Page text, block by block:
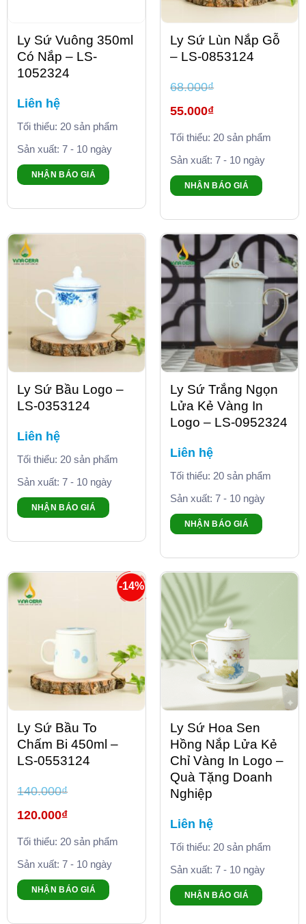
Ly Sứ Vuông 350ml
Có Nắp – LS-
1052324
Liên hệ
Tối thiểu: 20 sản phẩm
Sản xuất: 7 - 10 ngày
NHẬN BÁO GIÁ
Ly Sứ Lùn Nắp Gỗ
– LS-0853124
68.000₫
Giá
gốc
68.000₫.
55.000₫
hiện
là:
55.000₫.
Tối thiểu: 20 sản phẩm
Sản xuất: 7 - 10 ngày
NHẬN BÁO GIÁ
Ly Sứ Bầu Logo –
LS-0353124
Liên hệ
Tối thiểu: 20 sản phẩm
Sản xuất: 7 - 10 ngày
NHẬN BÁO GIÁ
Ly Sứ Trắng Ngọn
Lửa Kẻ Vàng In
Logo – LS-0952324
Liên hệ
Tối thiểu: 20 sản phẩm
Sản xuất: 7 - 10 ngày
NHẬN BÁO GIÁ
-14%
Ly Sứ Bầu To
Chấm Bi 450ml –
LS-0553124
140.000₫
Giá
gốc
140.000₫.
120.000₫
hiện
là:
120.000₫.
Tối thiểu: 20 sản phẩm
Sản xuất: 7 - 10 ngày
NHẬN BÁO GIÁ
Ly Sứ Hoa Sen
Hồng Nắp Lửa Kẻ
Chỉ Vàng In Logo –
Quà Tặng Doanh
Nghiệp
Liên hệ
Tối thiểu: 20 sản phẩm
Sản xuất: 7 - 10 ngày
NHẬN BÁO GIÁ